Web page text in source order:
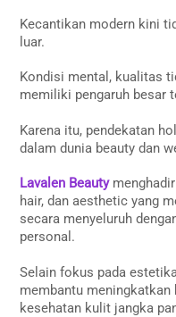
Kecantikan modern kini
luar.
Kondisi mental, kualitas
memiliki pengaruh besar
Karena itu, pendekatan
dalam dunia beauty dan
Lavalen Beauty
hair, dan aesthetic yang
secara menyeluruh
personal.
Selain fokus pada
membantu
kesehatan kulit jangka